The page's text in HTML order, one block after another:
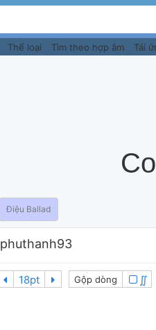
Thể loại Tìm theo hợp âm Tải
Điệu Ballad
phuthanh93
Gộp dòng ∬